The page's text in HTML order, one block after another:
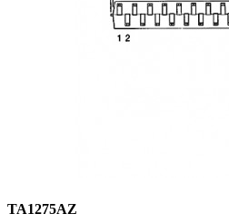
TA1275AZ